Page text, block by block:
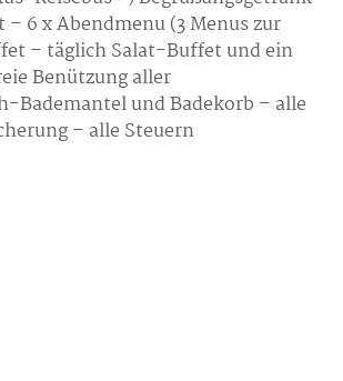
6 x Abendmenu (3 Menus zur
– täglich Salat-Buffet und ein
Benützung aller
Bademantel und Badekorb – alle
– alle Steuern